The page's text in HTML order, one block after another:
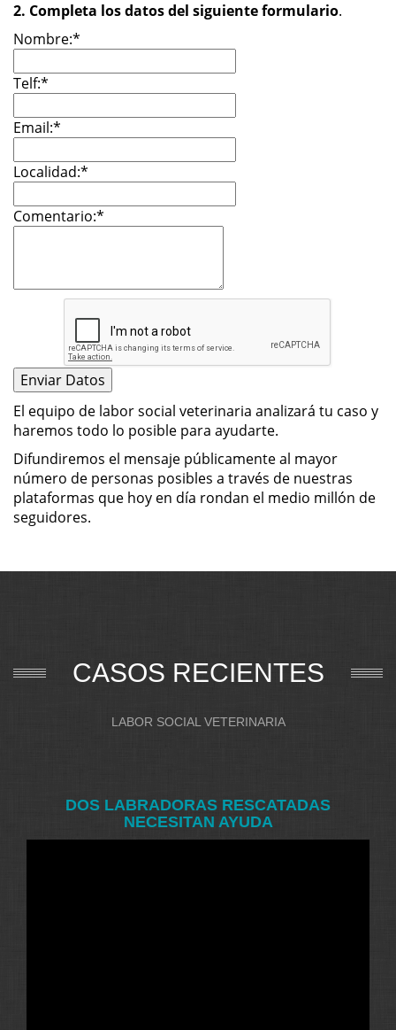
2. Completa los datos del siguiente formulario.
Nombre:*
Telf:*
Email:*
Localidad:*
Comentario:*
El equipo de labor social veterinaria analizará tu caso y
haremos todo lo posible para ayudarte.
Difundiremos el mensaje públicamente al mayor
número de personas posibles a través de nuestras
plataformas que hoy en día rondan el medio millón de
seguidores.
CASOS RECIENTES
LABOR SOCIAL VETERINARIA
DOS LABRADORAS RESCATADAS
NECESITAN AYUDA